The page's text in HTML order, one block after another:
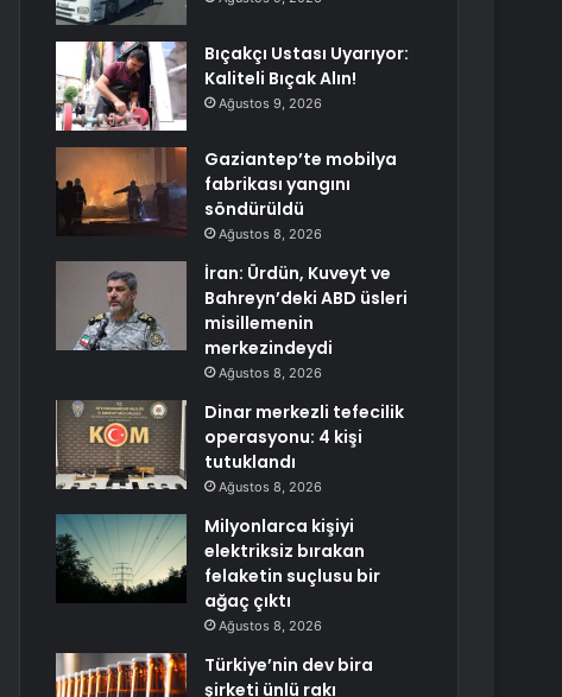
Bıçakçı Ustası Uyarıyor:
Kaliteli Bıçak Alın!
Ağustos 9, 2026
Gaziantep’te mobilya
fabrikası yangını
söndürüldü
Ağustos 8, 2026
İran: Ürdün, Kuveyt ve
Bahreyn’deki ABD üsleri
misillemenin
merkezindeydi
Ağustos 8, 2026
Dinar merkezli tefecilik
operasyonu: 4 kişi
tutuklandı
Ağustos 8, 2026
Milyonlarca kişiyi
elektriksiz bırakan
felaketin suçlusu bir
ağaç çıktı
Ağustos 8, 2026
Türkiye’nin dev bira
şirketi ünlü rakı